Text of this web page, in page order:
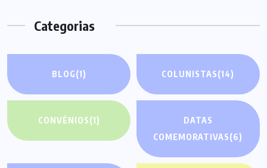
Categorias
BLOG(1) COLUNISTAS(14)
CONVÊNIOS(1)
DATAS
COMEMORATIVAS(6)